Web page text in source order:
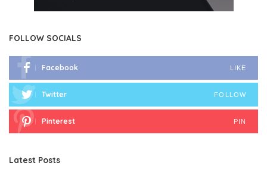
FOLLOW SOCIALS
Facebook LIKE
Twitter FOLLOW
Pinterest PIN
Latest Posts